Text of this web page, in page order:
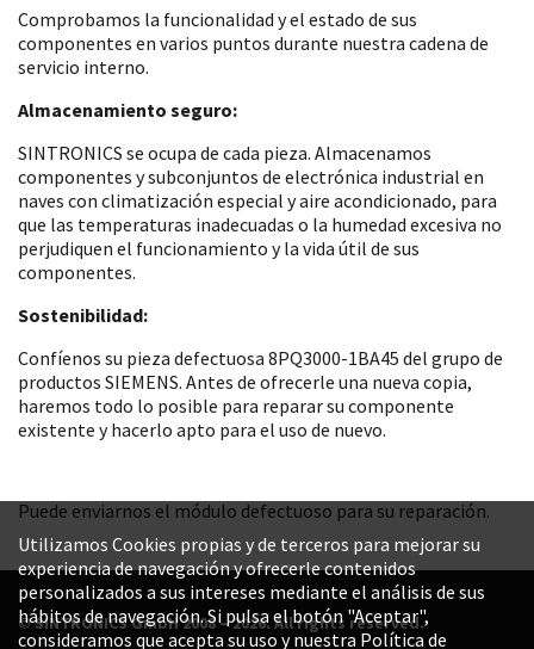
Comprobamos la funcionalidad y el estado de sus
componentes en varios puntos durante nuestra cadena de
servicio interno.
Almacenamiento seguro:
SINTRONICS se ocupa de cada pieza. Almacenamos
componentes y subconjuntos de electrónica industrial en
naves con climatización especial y aire acondicionado, para
que las temperaturas inadecuadas o la humedad excesiva no
perjudiquen el funcionamiento y la vida útil de sus
componentes.
Sostenibilidad:
Confíenos su pieza defectuosa 8PQ3000-1BA45 del grupo de
productos SIEMENS. Antes de ofrecerle una nueva copia,
haremos todo lo posible para reparar su componente
existente y hacerlo apto para el uso de nuevo.
Puede enviarnos el módulo defectuoso para su reparación.
© SINTRONICS GmbH 2008 – 2026. All rights reserved.
Utilizamos Cookies propias y de terceros para mejorar su
experiencia de navegación y ofrecerle contenidos
personalizados a sus intereses mediante el análisis de sus
hábitos de navegación. Si pulsa el botón "Aceptar",
consideramos que acepta su uso y nuestra Política de